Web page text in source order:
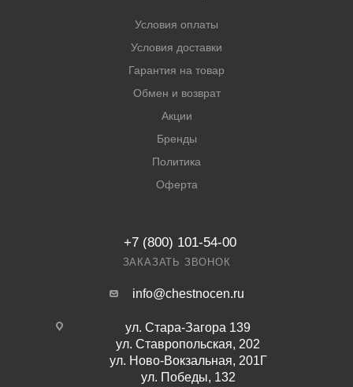
Условия оплаты
Условия доставки
Гарантия на товар
Обмен и возврат
Акции
Бренды
Политика
Оферта
+7 (800) 101-54-00
ЗАКАЗАТЬ ЗВОНОК
info@chestnocen.ru
ул. Стара-Загора 139
ул. Ставропольская, 202
ул. Ново-Вокзальная, 201Г
ул. Победы, 132